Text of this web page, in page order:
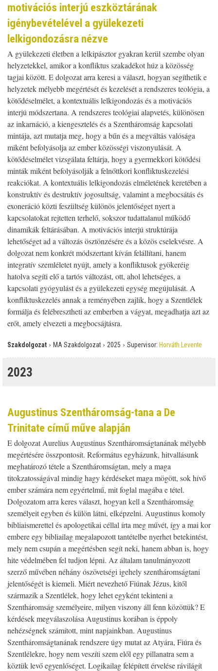
motivációs interjú eszköztárának
igénybevételével a gyülekezeti
lelkigondozásra nézve
A gyülekezeti életben a lelkipásztor gyakran kerül szembe olyan
helyzetekkel, amikor a konfliktus szakadékot húz a közösség
tagjai között. E dolgozat arra keresi a választ, hogyan segíthetik e
helyzetek mélyebb megértését és kezelését a rendszeres teológia, a
kötődéselmélet, a kontextuális lelkigondozás és a motivációs
interjú módszertana. A rendszeres teológiai alapvetés, különösen
az inkarnáció, a kiengesztelés és a Szentháromság kapcsolati
mintája, azt mutatja meg, hogy a bűn és a megváltás valósága
miként befolyásolja az ember közösségi viszonyulását. A
kötődéselmélet vizsgálata feltárja, hogy a gyermekkori kötődési
minták miként befolyásolják a felnőttkori konfliktuskezelési
reakciókat. A kontextuális lelkigondozás elméletének keretében a
konstruktív és destruktív jogosultság, valamint a megbocsátás és
exoneráció közti feszültség különös jelentőséget nyert a
kapcsolatokat rejtetten terhelő, sokszor tudattalanul működő
dinamikák feltárásában. A motivációs interjú struktúrája
lehetőséget ad a változás ösztönzésére és a közös cselekvésre. A
dolgozat nem konkrét módszertant kíván felállítani, hanem
integratív szemléletet nyújt, amely a konfliktusok gyökeréig
hatolva segíti elő a tartós változást, ott, ahol lehetséges, a
kapcsolati gyógyulást és a gyülekezeti egység megújulását. A
konfliktuskezelés annak a reményében zajlik, hogy a Szentlélek
formálja és felébresztheti az emberben a vágyat, megadhatja azt az
erőt, amely elvezeti a megbocsájtásra.
Szakdolgozat › MA Szakdolgozat › 2025 › Supervisor: Horváth Levente
2023
Augustinus Szentháromság-tana a De
Trinitate című műve alapján
E dolgozat Aurelius Augustinus Szentháromságtanának mélyebb
megértésére összpontosít. Református egyházunk, hitvallásunk
meghatározó tétele a Szentháromságtan, mely a maga
titokzatosságával mindig hagy kérdéseket maga mögött, sok hívő
ember számára nem egyértelmű, mit foglal magába e tétel.
Dolgozatom arra keres választ, hogyan kell a Szentháromság
személyeit egyben és külön látni, elképzelni. Augustinus komoly
bibliaismerettel és apologetikai céllal írta meg művét, így a mai kor
embere egy bibliailag megalapozott tantételbe nyerhet betekintést,
mely nem csupán a megértésben segít neki, hanem abban is, hogy
hite védelmében fel tudjon lépni. Az általam tanulmányozott
szerző művében néhány ószövetségi igehely szentháromságtani
jelentőségét is kiemeli. Miért nevezhető Fiúnak Jézus, kitől
származik a Szentlélek, hogy lehet egyként tekinteni a
Szentháromság személyeire, milyen viszony áll fenn közöttük? E
kérdések megválaszolása Augustinus korában is éppoly
nehézségnek számított, mint napjainkban. Augustinus
Szentháromságtanának rendszere úgy mutat az Atyára, Fiúra és
Szentlélekre, hogy nem veszíti szem elől egy pillanatra sem a
köztük levő egyenlőséget. Logikailag felépített érvelése rávilágít